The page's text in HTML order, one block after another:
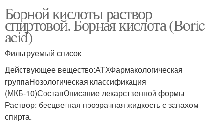
Борной кислоты раствор
спиртовой. Борная кислота (Boric
acid)
Фильтруемый список
Действующее вещество:АТХФармакологическая
группаНозологическая классификация
(МКБ-10)СоставОписание лекарственной формы
Раствор: бесцветная прозрачная жидкость с запахом
спирта.